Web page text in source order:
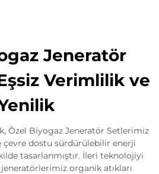
Jeneratör
Verimlilik ve
Özel Biyogaz Jeneratör Setlerimiz
dostu sürdürülebilir enerji
tasarlanmıştır. İleri teknolojiyi
organik atıkları